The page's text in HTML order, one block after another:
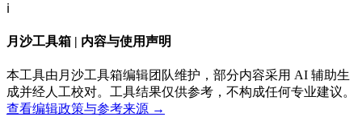
ℹ️
月沙工具箱 | 内容与使用声明
本工具由月沙工具箱编辑团队维护，部分内容采用 AI 辅助生
成并经人工校对。工具结果仅供参考，不构成任何专业建议。
查看编辑政策与参考来源 →